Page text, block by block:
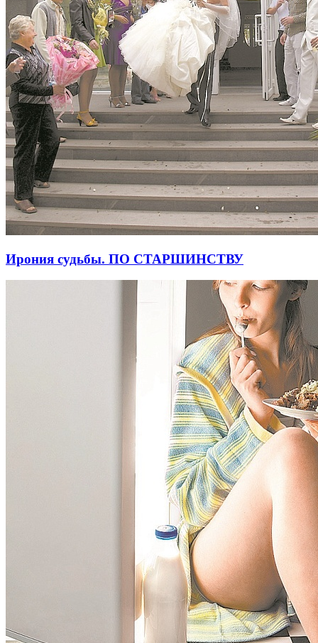
Ирония судьбы. ПО СТАРШИНСТВУ